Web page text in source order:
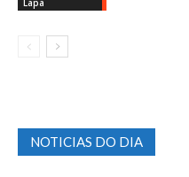
Lapa
NOTICIAS DO DIA